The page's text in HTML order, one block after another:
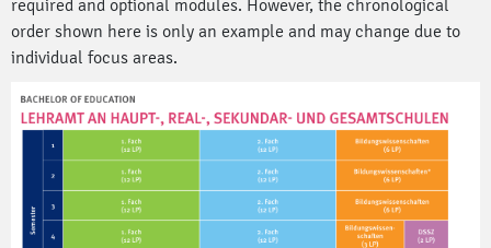
required and optional modules. However, the chronological
order shown here is only an example and may change due to
individual focus areas.